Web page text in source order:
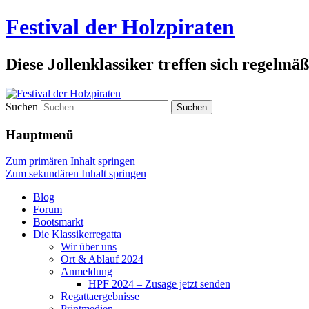
Festival der Holzpiraten
Diese Jollenklassiker treffen sich
Suchen
Hauptmenü
Zum primären Inhalt springen
Zum sekundären Inhalt springen
Blog
Forum
Bootsmarkt
Die Klassikerregatta
Wir über uns
Ort & Ablauf 2024
Anmeldung
HPF 2024 – Zusage jetzt senden
Regattaergebnisse